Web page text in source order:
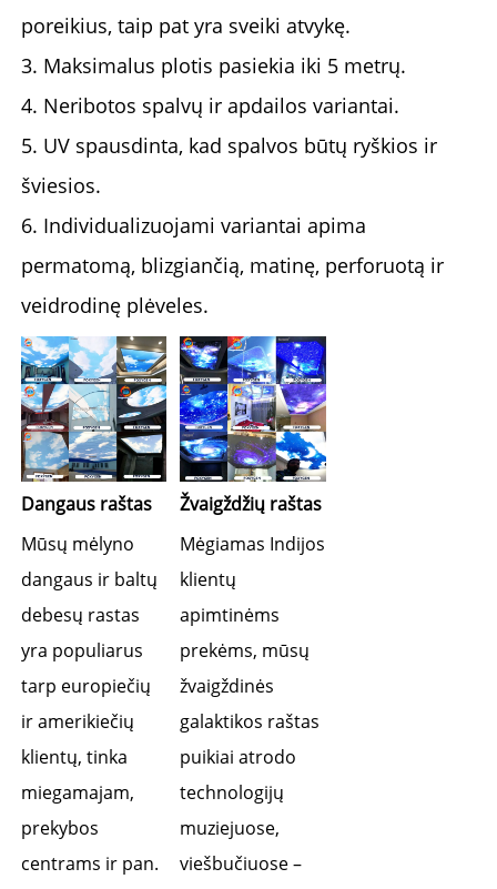
poreikius, taip pat yra sveiki atvykę.
3. Maksimalus plotis pasiekia iki 5 metrų.
4. Neribotos spalvų ir apdailos variantai.
5. UV spausdinta, kad spalvos būtų ryškios ir
šviesios.
6. Individualizuojami variantai apima
permatomą, blizgiančią, matinę, perforuotą ir
veidrodinę plėveles.
Dangaus raštas
Mūsų mėlyno
dangaus ir baltų
debesų rastas
yra populiarus
tarp europiečių
ir amerikiečių
klientų, tinka
miegamajam,
prekybos
centrams ir pan.
Mėgiamas Indijos
klientų
apimtinėms
prekėms, mūsų
žvaigždinės
galaktikos raštas
puikiai atrodo
technologijų
muziejuose,
viešbučiuose –